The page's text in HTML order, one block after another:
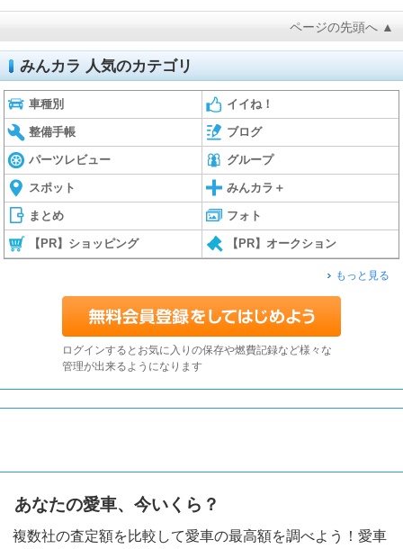
ページの先頭へ ▲
みんカラ 人気のカテゴリ
車種別 イイね！
整備手帳 ブログ
パーツレビュー グループ
スポット みんカラ＋
まとめ フォト
【PR】ショッピング 【PR】オークション
もっと見る
ログインするとお気に入りの保存や燃費記録など様々な
管理が出来るようになります
あなたの愛車、今いくら？
複数社の査定額を比較して愛車の最高額を調べよう！愛車